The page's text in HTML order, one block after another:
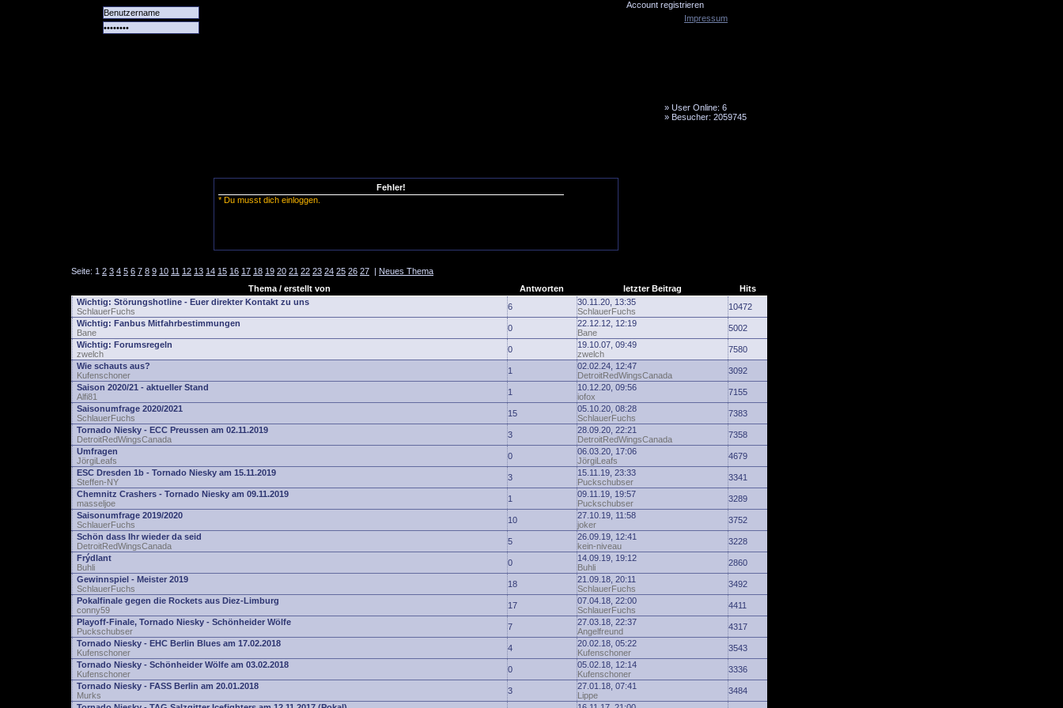
Account registrieren
» User Online: 6
» Besucher: 2059745
Fehler!
* Du musst dich einloggen.
Seite: 1 2 3 4 5 6 7 8 9 10 11 12 13 14 15 16 17 18 19 20 21 22 23 24 25 26 27 | Neues Thema
Thema / erstellt von
Antworten letzter Beitrag
Hits
Wichtig: Störungshotline - Euer direkter Kontakt zu uns
SchlauerFuchs
6
30.11.20, 13:35
SchlauerFuchs
10472
Wichtig: Fanbus Mitfahrbestimmungen
Bane
0
22.12.12, 12:19
Bane
5002
Wichtig: Forumsregeln
zwelch
0
19.10.07, 09:49
zwelch
7580
Wie schauts aus?
Kufenschoner
1
02.02.24, 12:47
DetroitRedWingsCanada
3092
Saison 2020/21 - aktueller Stand
Alfi81
1
10.12.20, 09:56
iofox
7155
Saisonumfrage 2020/2021
SchlauerFuchs
15
05.10.20, 08:28
SchlauerFuchs
7383
Tornado Niesky - ECC Preussen am 02.11.2019
DetroitRedWingsCanada
3
28.09.20, 22:21
DetroitRedWingsCanada
7358
Umfragen
JörgiLeafs
0
06.03.20, 17:06
JörgiLeafs
4679
ESC Dresden 1b - Tornado Niesky am 15.11.2019
Steffen-NY
3
15.11.19, 23:33
Puckschubser
3341
Chemnitz Crashers - Tornado Niesky am 09.11.2019
masseljoe
1
09.11.19, 19:57
Puckschubser
3289
Saisonumfrage 2019/2020
SchlauerFuchs
10
27.10.19, 11:58
joker
3752
Schön dass Ihr wieder da seid
DetroitRedWingsCanada
5
26.09.19, 12:41
kein-niveau
3228
Frýdlant
Buhli
0
14.09.19, 19:12
Buhli
2860
Gewinnspiel - Meister 2019
SchlauerFuchs
18
21.09.18, 20:11
SchlauerFuchs
3492
Pokalfinale gegen die Rockets aus Diez-Limburg
conny59
17
07.04.18, 22:00
SchlauerFuchs
4411
Playoff-Finale, Tornado Niesky - Schönheider Wölfe
Puckschubser
7
27.03.18, 22:37
Angelfreund
4317
Tornado Niesky - EHC Berlin Blues am 17.02.2018
Kufenschoner
4
20.02.18, 05:22
Kufenschoner
3543
Tornado Niesky - Schönheider Wölfe am 03.02.2018
Kufenschoner
0
05.02.18, 12:14
Kufenschoner
3336
Tornado Niesky - FASS Berlin am 20.01.2018
Murks
3
27.01.18, 07:41
Lippe
3484
Impressum